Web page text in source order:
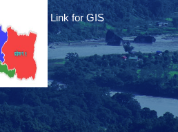
Link for GIS